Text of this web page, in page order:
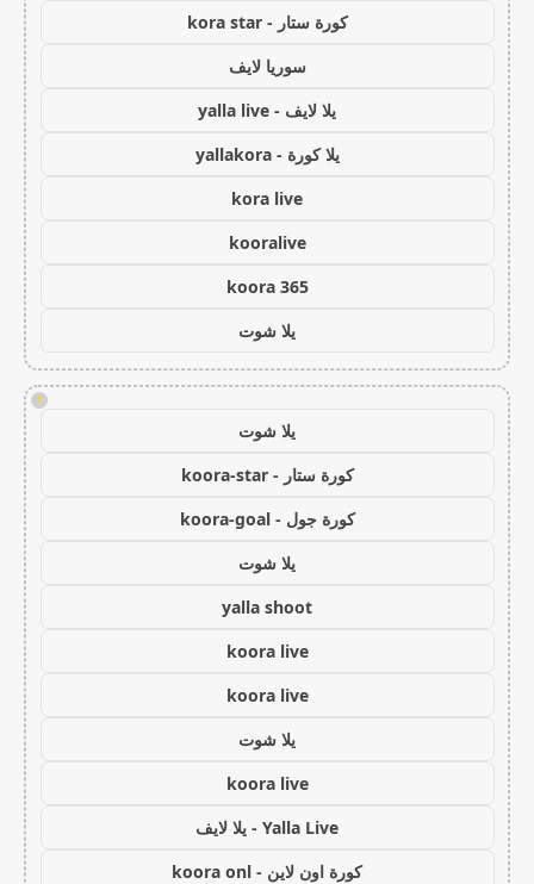
كورة ستار - kora star
سوريا لايف
يلا لايف - yalla live
يلا كورة - yallakora
kora live
kooralive
koora 365
يلا شوت
!
يلا شوت
كورة ستار - koora-star
كورة جول - koora-goal
يلا شوت
yalla shoot
koora live
koora live
يلا شوت
koora live
Yalla Live - يلا لايف
كورة اون لاين - koora onl